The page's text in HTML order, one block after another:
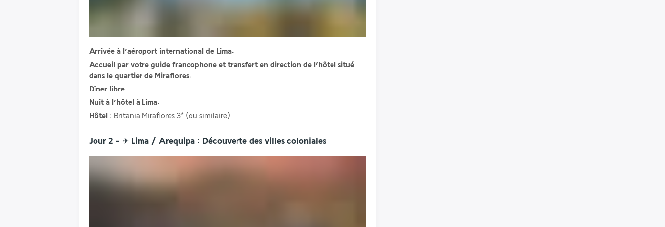
Arrivée à l’aéroport international de Lima.
Accueil par votre guide francophone et transfert en direction de l’hôtel situé
dans le quartier de Miraflores.
Dîner libre.
Nuit à l’hôtel à Lima.
Hôtel : Britania Miraflores 3* (ou similaire)
Jour 2 - ✈ Lima / Arequipa : Découverte des villes coloniales